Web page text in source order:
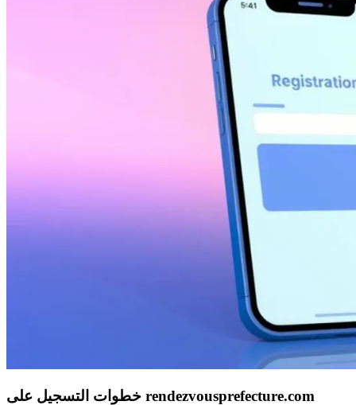
خطوات التسجيل على rendezvousprefecture.com